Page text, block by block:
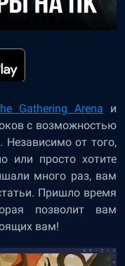
Gathering Arena и
с возможностью
Независимо от того,
или просто хотите
много раз, вам
Пришло время
позволит вам
вам!